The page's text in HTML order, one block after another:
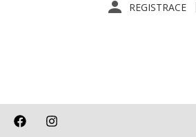
REGISTRACE